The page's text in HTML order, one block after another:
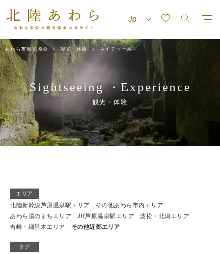
あわら市観光協会 観光・体験 ネイチャー系
Sightseeing・ Experience
観光・体験
エリア
北陸新幹線芦原温泉駅エリア
その他あわら市内エリア
あわら湯のまちエリア
JR芦原温泉駅エリア
波松・北潟エリア
吉崎・細呂木エリア
その他近郊エリア
タグ